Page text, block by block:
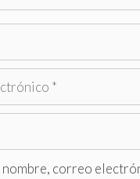
nombre, correo